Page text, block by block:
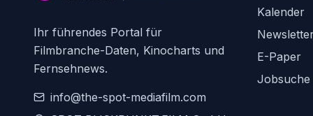
Ihr führendes Portal für
Filmbranche-Daten, Kinocharts und
Fernsehnews.
info@the-spot-mediafilm.com
Kalender
E-Paper
Jobsuche